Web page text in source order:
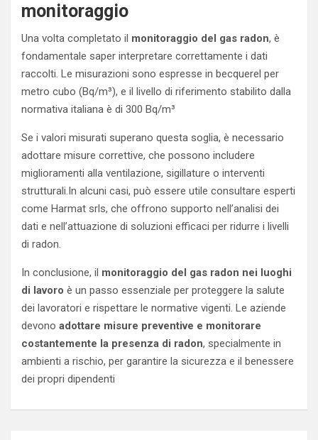
monitoraggio
Una volta completato il monitoraggio del gas radon, è
fondamentale saper interpretare correttamente i dati
raccolti. Le misurazioni sono espresse in becquerel per
metro cubo (Bq/m³), e il livello di riferimento stabilito dalla
normativa italiana è di 300 Bq/m³
Se i valori misurati superano questa soglia, è necessario
adottare misure correttive, che possono includere
miglioramenti alla ventilazione, sigillature o interventi
strutturali.In alcuni casi, può essere utile consultare esperti
come Harmat srls, che offrono supporto nell’analisi dei
dati e nell’attuazione di soluzioni efficaci per ridurre i livelli
di radon.
In conclusione, il monitoraggio del gas radon nei luoghi
di lavoro è un passo essenziale per proteggere la salute
dei lavoratori e rispettare le normative vigenti. Le aziende
devono adottare misure preventive e monitorare
costantemente la presenza di radon, specialmente in
ambienti a rischio, per garantire la sicurezza e il benessere
dei propri dipendenti